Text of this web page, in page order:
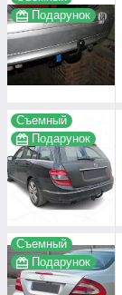
Подарунок
Съемный
Подарунок
Съемный
Подарунок